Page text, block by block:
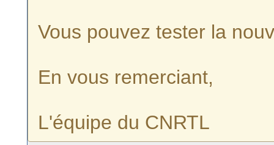
Vous pouvez tester la
En vous remerciant,
L'équipe du CNRTL